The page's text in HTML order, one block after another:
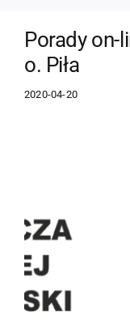
Porady on-
o. Piła
2020-04-20